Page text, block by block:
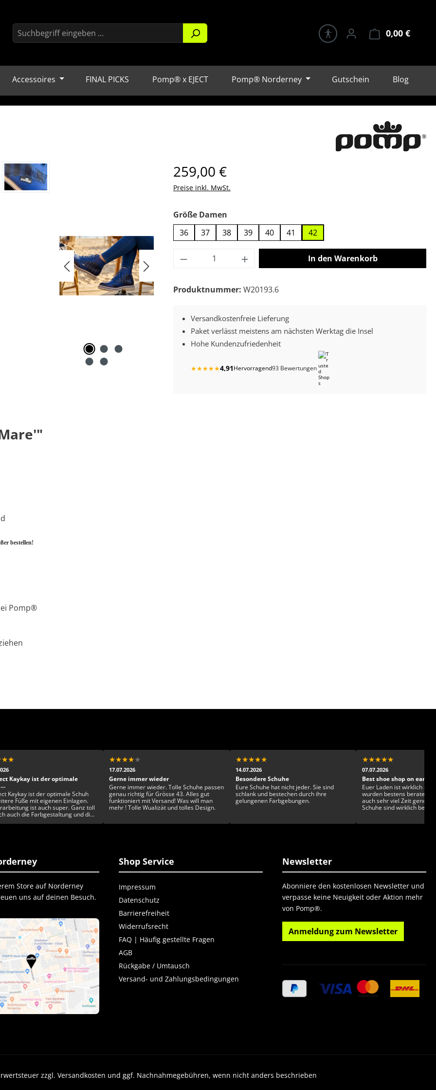
0,00 €
Accessoires FINAL PICKS Pomp® x EJECT Pomp® Norderney Gutschein Blog
Regulärer Preis:
259,00 €
Preise inkl. MwSt.
Größe Damen
36
37 38 39 40 41 42
Produkt Anzahl: Gib den gewünschten Wert
In den Warenkorb
Produktnummer: W20193.6
Versandkostenfreie Lieferung
Paket verlässt meistens am nächsten Werktag die Insel
Hohe Kundenzufriedenheit
★★★★★4,91Hervorragend93 Bewertungen
bestellen!
Pomp®
★★
Kaykay ist der optimale
Kaykay ist der optimale Schuh
Füße mit eigenen Einlagen.
ist auch super. Ganz toll
auch die Farbgestaltung und die
★★★★★
17.07.2026
Gerne immer wieder
Gerne immer wieder. Tolle Schuhe passen
genau richtig für Grösse 43. Alles gut
funktioniert mit Versand! Was will man
mehr ! Tolle Wualizät und tolles Design.
★★★★★
14.07.2026
Besondere Schuhe
Eure Schuhe hat nicht jeder. Sie sind
schlank und bestechen durch ihre
gelungenen Farbgebungen.
★★★★★
07.07.2026
Best shoe shop on earth!
Euer Laden ist wirklich
wurden bestens beraten
auch sehr viel Zeit
Schuhe sind wirklich
Store auf Norderney
uns auf deinen Besuch.
Shop Service
Impressum
Datenschutz
Barrierefreiheit
Widerrufsrecht
FAQ | Häufig gestellte Fragen
AGB
Rückgabe / Umtausch
Versand- und Zahlungsbedingungen
Newsletter
Abonniere den kostenlosen Newsletter und
verpasse keine Neuigkeit oder Aktion mehr
von Pomp®.
Anmeldung zum Newsletter
zzgl. Versandkosten und ggf. Nachnahmegebühren, wenn nicht anders beschrieben